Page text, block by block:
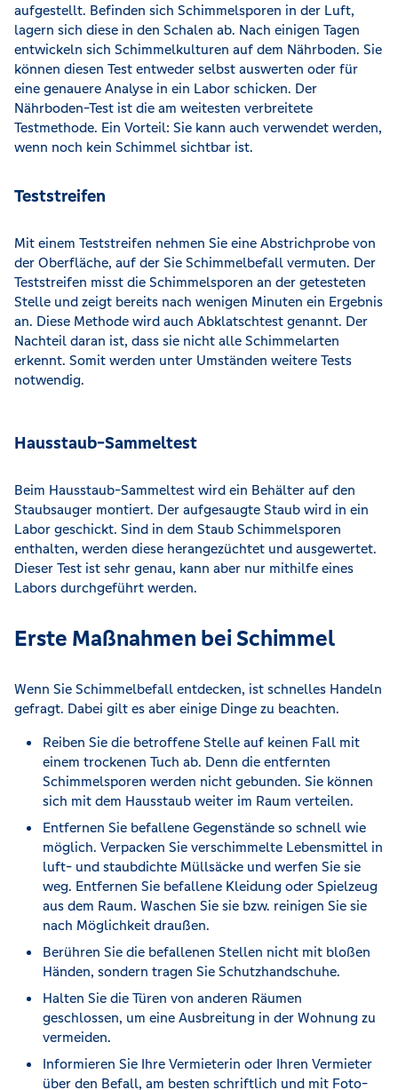
aufgestellt. Befinden sich Schimmelsporen in der Luft,
lagern sich diese in den Schalen ab. Nach einigen Tagen
entwickeln sich Schimmelkulturen auf dem Nährboden. Sie
können diesen Test entweder selbst auswerten oder für
eine genauere Analyse in ein Labor schicken. Der
Nährboden-Test ist die am weitesten verbreitete
Testmethode. Ein Vorteil: Sie kann auch verwendet werden,
wenn noch kein Schimmel sichtbar ist.
Teststreifen
Mit einem Teststreifen nehmen Sie eine Abstrichprobe von
der Oberfläche, auf der Sie Schimmelbefall vermuten. Der
Teststreifen misst die Schimmelsporen an der getesteten
Stelle und zeigt bereits nach wenigen Minuten ein Ergebnis
an. Diese Methode wird auch Abklatschtest genannt. Der
Nachteil daran ist, dass sie nicht alle Schimmelarten
erkennt. Somit werden unter Umständen weitere Tests
notwendig.
Hausstaub-Sammeltest
Beim Hausstaub-Sammeltest wird ein Behälter auf den
Staubsauger montiert. Der aufgesaugte Staub wird in ein
Labor geschickt. Sind in dem Staub Schimmelsporen
enthalten, werden diese herangezüchtet und ausgewertet.
Dieser Test ist sehr genau, kann aber nur mithilfe eines
Labors durchgeführt werden.
Erste Maßnahmen bei Schimmel
Wenn Sie Schimmelbefall entdecken, ist schnelles Handeln
gefragt. Dabei gilt es aber einige Dinge zu beachten.
Reiben Sie die betroffene Stelle auf keinen Fall mit
einem trockenen Tuch ab. Denn die entfernten
Schimmelsporen werden nicht gebunden. Sie können
sich mit dem Hausstaub weiter im Raum verteilen.
Entfernen Sie befallene Gegenstände so schnell wie
möglich. Verpacken Sie verschimmelte Lebensmittel in
luft- und staubdichte Müllsäcke und werfen Sie sie
weg. Entfernen Sie befallene Kleidung oder Spielzeug
aus dem Raum. Waschen Sie sie bzw. reinigen Sie sie
nach Möglichkeit draußen.
Berühren Sie die befallenen Stellen nicht mit bloßen
Händen, sondern tragen Sie Schutzhandschuhe.
Halten Sie die Türen von anderen Räumen
geschlossen, um eine Ausbreitung in der Wohnung zu
vermeiden.
Informieren Sie Ihre Vermieterin oder Ihren Vermieter
über den Befall, am besten schriftlich und mit Foto-